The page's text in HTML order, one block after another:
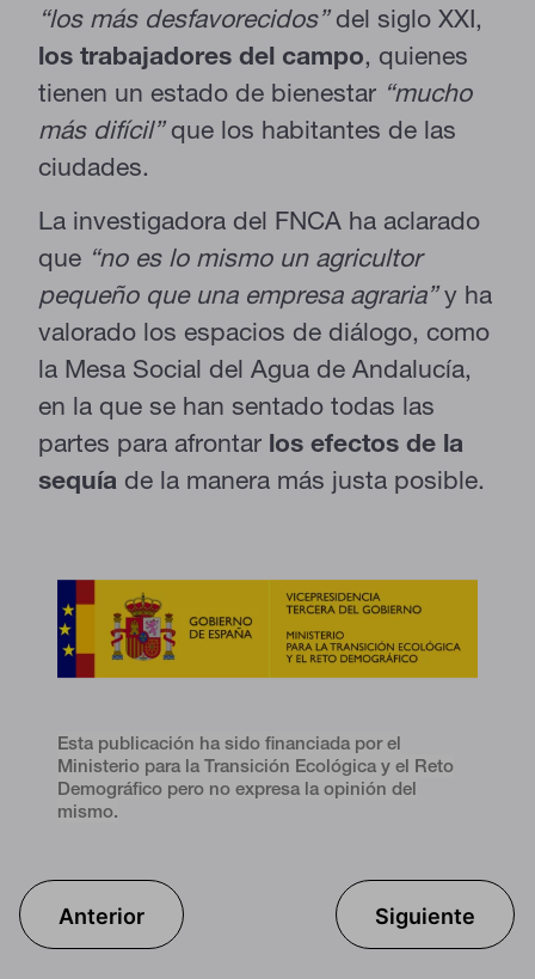
“los más desfavorecidos”del siglo XXI,
los trabajadores del campo, quienes
tienen un estado de bienestar “mucho
más difícil”que los habitantes de las
ciudades.
La investigadora del FNCA ha aclarado
que “no es lo mismo un agricultor
pequeño que una empresa agraria”y ha
valorado los espacios de diálogo, como
la Mesa Social del Agua de Andalucía,
en la que se han sentado todas las
partes para afrontar los efectos de la
sequía de la manera más justa posible.
Esta publicación ha sido financiada por el
Ministerio para la Transición Ecológica y el Reto
Demográfico pero no expresa la opinión del
mismo.
Anterior Siguiente